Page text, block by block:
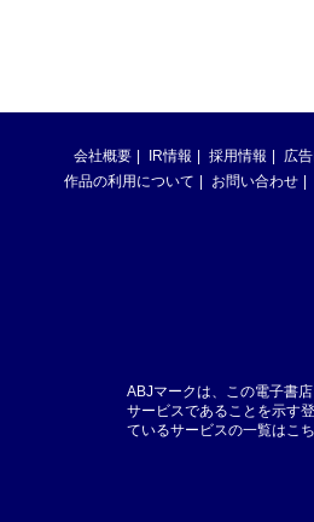
会社概要 IR情報 採用情報 広
作品の利用について
お問い合わせ
ABJマークは、この電子書
サービスであることを示す
ているサービスの一覧はこち